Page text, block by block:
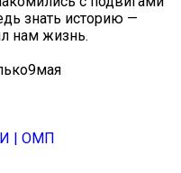
знать историю —
нам жизнь.
| ОМП